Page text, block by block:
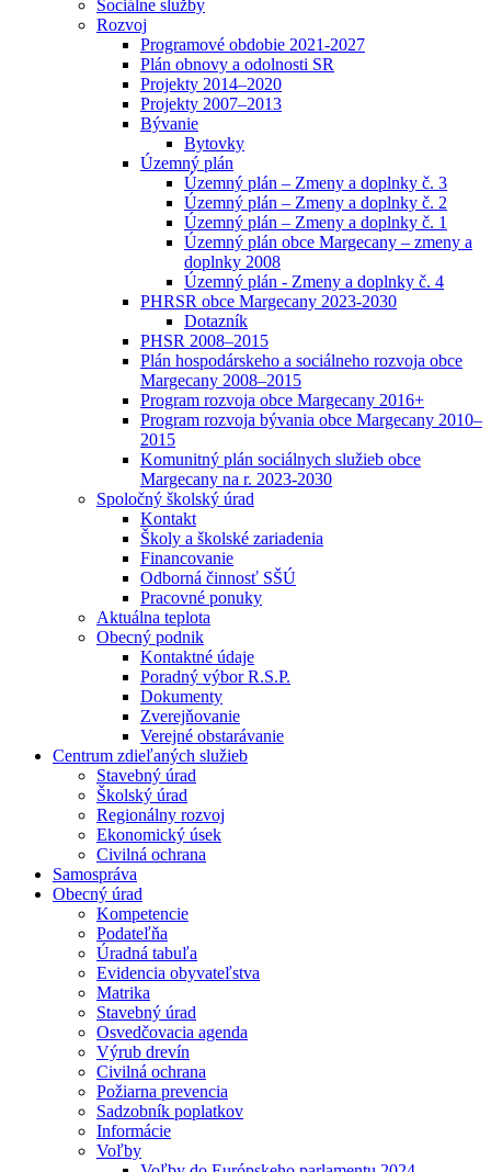
Sociálne služby
Rozvoj
Programové obdobie 2021-2027
Plán obnovy a odolnosti SR
Projekty 2014–2020
Projekty 2007–2013
Bývanie
Bytovky
Územný plán
Územný plán – Zmeny a doplnky č. 3
Územný plán – Zmeny a doplnky č. 2
Územný plán – Zmeny a doplnky č. 1
Územný plán obce Margecany – zmeny a
doplnky 2008
Územný plán - Zmeny a doplnky č. 4
PHRSR obce Margecany 2023-2030
Dotazník
PHSR 2008–2015
Plán hospodárskeho a sociálneho rozvoja obce
Margecany 2008–2015
Program rozvoja obce Margecany 2016+
Program rozvoja bývania obce Margecany 2010–
2015
Komunitný plán sociálnych služieb obce
Margecany na r. 2023-2030
Spoločný školský úrad
Kontakt
Školy a školské zariadenia
Financovanie
Odborná činnosť SŠÚ
Pracovné ponuky
Aktuálna teplota
Obecný podnik
Kontaktné údaje
Poradný výbor R.S.P.
Dokumenty
Zverejňovanie
Verejné obstarávanie
Centrum zdieľaných služieb
Stavebný úrad
Školský úrad
Regionálny rozvoj
Ekonomický úsek
Civilná ochrana
Samospráva
Obecný úrad
Kompetencie
Podateľňa
Úradná tabuľa
Evidencia obyvateľstva
Matrika
Stavebný úrad
Osvedčovacia agenda
Výrub drevín
Civilná ochrana
Požiarna prevencia
Sadzobník poplatkov
Informácie
Voľby